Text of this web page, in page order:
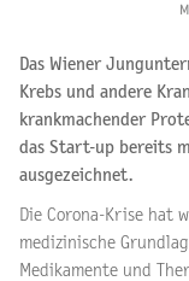
Das Wiener
Krebs und andere
krankmachender
das Start-up bereits
ausgezeichnet.
Die Corona-Krise
medizinische
Medikamente und